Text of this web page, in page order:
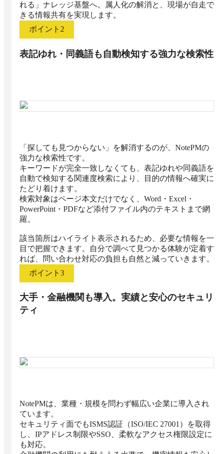
れる」ナレッジ基盤へ。属人化の解消と、現場が自走で
きる情報共有を実現します。
ポイント 2
表記ゆれ・同義語も自動検知する強力な検索性
「探しても見つからない」を解消するのが、NotePMの
強力な検索性です。
キーワードが完全一致しなくても、表記ゆれや同義語を
自動で検知する関連度検索により、目的の情報へ確実に
たどり着けます。
検索対象はページ本文だけでなく、Word・Excel・
PowerPoint・PDFなど添付ファイル内のテキストまで網
羅。
該当箇所はハイライト表示されるため、必要な情報を一
目で把握できます。自分で調べて見つかる体験が定着す
れば、問い合わせ対応の負担も自然と減っていきます。
ポイント 3
大手・金融機関も導入。実績と安心のセキュリ
ティ
NotePMは、業種・規模を問わず幅広い企業に導入され
ています。
セキュリティ面でもISMS認証（ISO/IEC 27001）を取得
し、IPアドレス制限やSSO、柔軟なアクセス権限設定に
も対応。